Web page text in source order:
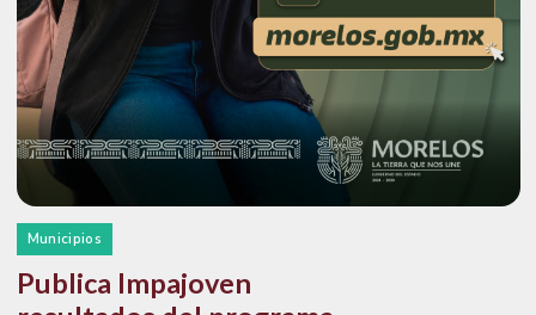
Municipios
Publica Impajoven